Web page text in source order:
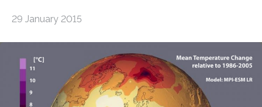
29 January 2015